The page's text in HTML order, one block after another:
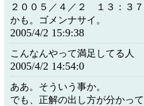
２００５／４／２ １３：３
かも。ゴメンナサイ。
2005/4/2 15:9:38
こんなんやって満足してる人
2005/4/2 14:54:0
ああ。そういう事か。
でも、正解の出し方が分かっ